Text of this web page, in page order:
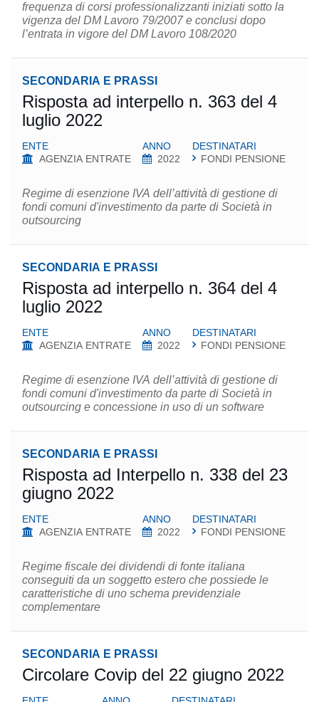
frequenza di corsi professionalizzanti iniziati sotto la
vigenza del DM Lavoro 79/2007 e conclusi dopo
l’entrata in vigore del DM Lavoro 108/2020
SECONDARIA E PRASSI
Risposta ad interpello n. 363 del 4
luglio 2022
ENTE
AGENZIA ENTRATE
ANNO
2022
DESTINATARI
FONDI PENSIONE
Regime di esenzione IVA dell’attività di gestione di
fondi comuni d'investimento da parte di Società in
outsourcing
SECONDARIA E PRASSI
Risposta ad interpello n. 364 del 4
luglio 2022
ENTE
AGENZIA ENTRATE
ANNO
2022
DESTINATARI
FONDI PENSIONE
Regime di esenzione IVA dell’attività di gestione di
fondi comuni d'investimento da parte di Società in
outsourcing e concessione in uso di un software
SECONDARIA E PRASSI
Risposta ad Interpello n. 338 del 23
giugno 2022
ENTE
AGENZIA ENTRATE
ANNO
2022
DESTINATARI
FONDI PENSIONE
Regime fiscale dei dividendi di fonte italiana
conseguiti da un soggetto estero che possiede le
caratteristiche di uno schema previdenziale
complementare
SECONDARIA E PRASSI
Circolare Covip del 22 giugno 2022